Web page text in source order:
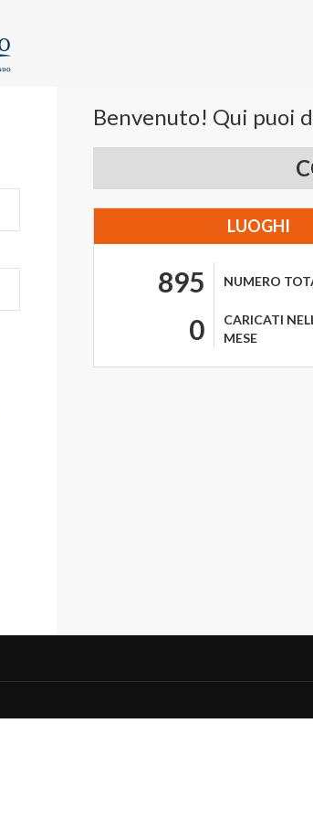
Benvenuto! Qui puoi
LUOGHI
895 NUMERO
0
CARICATI
MESE